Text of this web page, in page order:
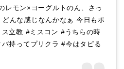
レモン×ヨーグルトのん、さっ
んな感じなんかなぁ 今日もポ
立教 #ミスコン #うちらの時
持ってプリクラ #今はタピる